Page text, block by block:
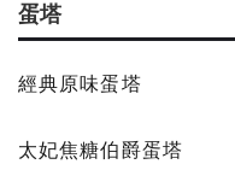
蛋塔
經典原味蛋塔
太妃焦糖伯爵蛋塔